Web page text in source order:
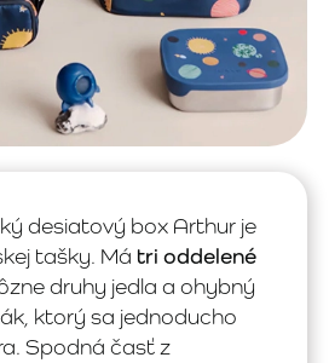
desiatový box Arthur je
tašky. Má tri oddelené
druhy jedla a ohybný
ktorý sa jednoducho
Spodná časť z